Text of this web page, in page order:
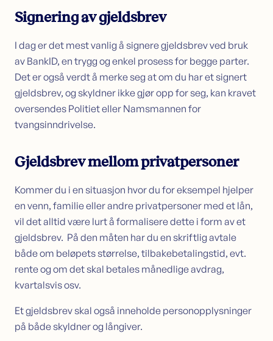
Signering av gjeldsbrev
I dag er det mest vanlig å signere gjeldsbrev ved bruk
av BankID, en trygg og enkel prosess for begge parter.
Det er også verdt å merke seg at om du har et signert
gjeldsbrev, og skyldner ikke gjør opp for seg, kan kravet
oversendes Politiet eller Namsmannen for
tvangsinndrivelse.
Gjeldsbrev mellom privatpersoner
Kommer du i en situasjon hvor du for eksempel hjelper
en venn, familie eller andre privatpersoner med et lån,
vil det alltid være lurt å formalisere dette i form av et
gjeldsbrev. På den måten har du en skriftlig avtale
både om beløpets størrelse, tilbakebetalingstid, evt.
rente og om det skal betales månedlige avdrag,
kvartalsvis osv.
Et gjeldsbrev skal også inneholde personopplysninger
på både skyldner og långiver.